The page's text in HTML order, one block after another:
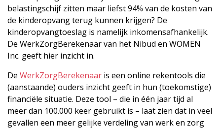
belastingschijf zitten maar liefst 94% van de kosten van
de kinderopvang terug kunnen krijgen? De
kinderopvangtoeslag is namelijk inkomensafhankelijk.
De WerkZorgBerekenaar van het Nibud en WOMEN
Inc. geeft hier inzicht in.
De WerkZorgBerekenaar is een online rekentools die
(aanstaande) ouders inzicht geeft in hun (toekomstige)
financiële situatie. Deze tool – die in één jaar tijd al
meer dan 100.000 keer gebruikt is – laat zien dat in veel
gevallen een meer gelijke verdeling van werk en zorg